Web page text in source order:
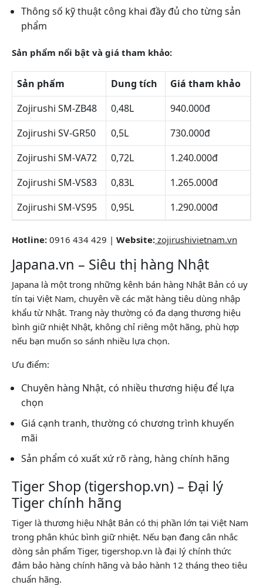
Thông số kỹ thuật công khai đầy đủ cho từng sản
phẩm
Sản phẩm nổi bật và giá tham khảo:
Sản phẩm Dung tích
Giá tham khảo
Zojirushi SM-ZB48
0,48L
940.000đ
Zojirushi SV-GR50
0,5L
730.000đ
Zojirushi SM-VA72
0,72L
1.240.000đ
Zojirushi SM-VS83
0,83L
1.265.000đ
Zojirushi SM-VS95
0,95L 1.290.000đ
Hotline: 0916 434 429 | Website: zojirushivietnam.vn
Japana.vn – Siêu thị hàng Nhật
Japana là một trong những kênh bán hàng Nhật Bản có uy
tín tại Việt Nam, chuyên về các mặt hàng tiêu dùng nhập
khẩu từ Nhật. Trang này thường có đa dạng thương hiệu
bình giữ nhiệt Nhật, không chỉ riêng một hãng, phù hợp
nếu bạn muốn so sánh nhiều lựa chọn.
Ưu điểm:
Chuyên hàng Nhật, có nhiều thương hiệu để lựa
chọn
Giá cạnh tranh, thường có chương trình khuyến
mãi
Sản phẩm có xuất xứ rõ ràng, hàng chính hãng
Tiger Shop (tigershop.vn) – Đại lý
Tiger chính hãng
Tiger là thương hiệu Nhật Bản có thị phần lớn tại Việt Nam
trong phân khúc bình giữ nhiệt. Nếu bạn đang cân nhắc
dòng sản phẩm Tiger, tigershop.vn là đại lý chính thức
đảm bảo hàng chính hãng và bảo hành 12 tháng theo tiêu
chuẩn hãng.